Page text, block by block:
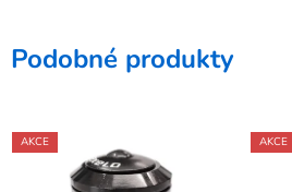
Podobné produkty
AKCE AKCE